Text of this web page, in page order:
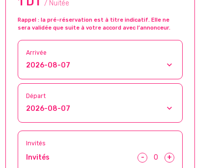
/ Nuitée
Rappel : la pré-réservation est à titre indicatif. Elle ne
sera validée que suite à votre accord avec l’annonceur.
Arrivée
Départ
Invités
Invités - +